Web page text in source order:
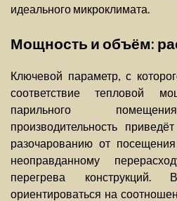
идеального микроклимата.
Мощность и объём:
Ключевой параметр, с
соответствие тепловой
парильного
производительность
разочарованию от
неоправданному
перегрева
ориентироваться на